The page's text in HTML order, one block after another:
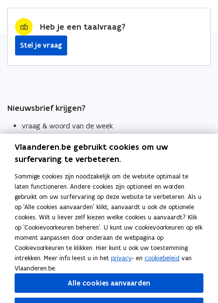
Heb je een taalvraag?
Stel je vraag
Nieuwsbrief krijgen?
vraag & woord van de week
Schrijf je in
Thema's
Taaladviezen
Spellingregels
Tips voor duidelijke taal
Bekijk ook
Spellingtests
Boek- en webwijzer
Vlaanderen.be gebruikt cookies om uw
surfervaring te verbeteren.
Sommige cookies zijn noodzakelijk om de website optimaal te
laten functioneren. Andere cookies zijn optioneel en worden
gebruikt om uw surfervaring op deze website te verbeteren. Als u
op 'Alle cookies aanvaarden' klikt, aanvaardt u ook de optionele
cookies. Wilt u liever zelf kiezen welke cookies u aanvaardt? Klik
op 'Cookievoorkeuren beheren'. U kunt uw cookievoorkeuren op elk
moment aanpassen door onderaan de webpagina op
Cookievoorkeuren te klikken. Hier kunt u ook uw toestemming
intrekken. Meer info leest u in het privacy- en cookiebeleid van
Vlaanderen.be.
Alle cookies aanvaarden